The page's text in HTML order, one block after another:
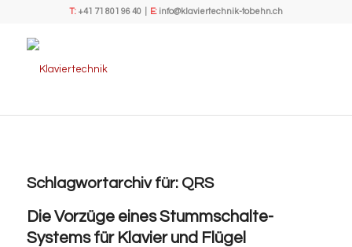
T: +41 71 801 96 40 E: info@klaviertechnik-tobehn.ch
Schlagwortarchiv für: QRS
Die Vorzüge eines Stummschalte-
Systems für Klavier und Flügel